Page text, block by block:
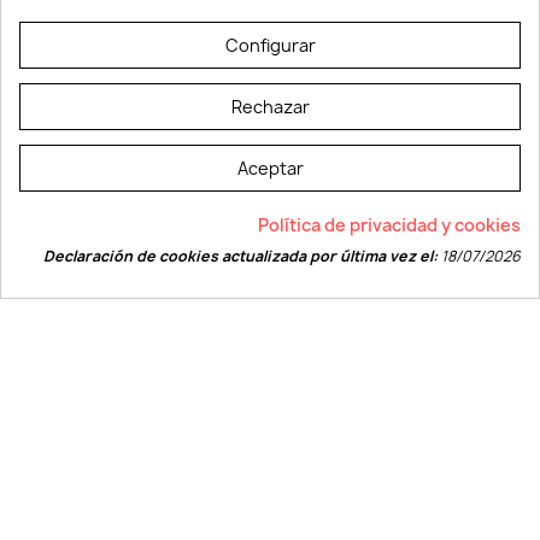
© LEVELPRINT - 2026
La página dispone de código accesible según las normas dictadas por la
W3C
Configurar
Rechazar
Aceptar
Política de privacidad y cookies
Declaración de cookies actualizada por última vez el:18/07/2026